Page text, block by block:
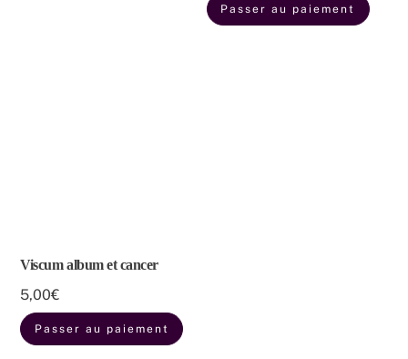
Passer au paiement
Viscum album et cancer
5,00€
Passer au paiement